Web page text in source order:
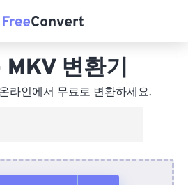
변환기
라인에서 무료로 변환하세요.